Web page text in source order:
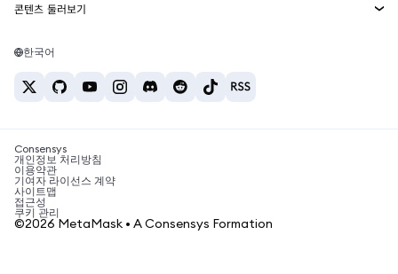
웹3 서비스
고객 지원
채용
테더 가격
USDT를 INR로 환전
BTC를 INR로 환전
ETH를 USDT로 환전
ETH 매수
USDT 매수
SHIB 매수
BNB 매수
콘텐츠 둘러보기
솔라나 지갑
암호화폐 세금 뉴스
암호화폐 매수 방법
비트코인 매도 방법
한국어
Consensys
개인정보 처리방침
이용약관
기여자 라이선스 계약
사이트맵
접근성
쿠키 관리
©2026 MetaMask • A Consensys Formation